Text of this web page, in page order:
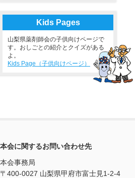
Kids Pages
山梨県薬剤師会の子供向けページで
す。おしごとの紹介とクイズがある
よ。
Kids Page（子供向けページ）
本会に関するお問い合わせ先
本会事務局
〒400-0027 山梨県甲府市富士見1-2-4